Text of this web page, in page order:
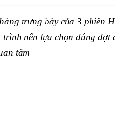
trưng bày của 3 phiên
trình nên lựa chọn đúng
tâm